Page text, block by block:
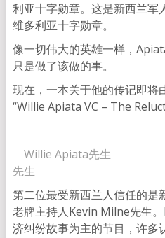
利亚十字勋章。这是新西兰军
维多利亚十字勋章。
像一切伟大的英雄一样，
只是做了该做的事。
现在，一本关于他的传记即将
“Willie Apiata VC – The
Willie Apiata
先生
第二位最受新西兰人信任的是
老牌主持人Kevin Milne先生
济纠纷故事为主的节目，许多